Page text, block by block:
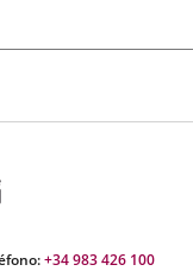
+34 983 426 100